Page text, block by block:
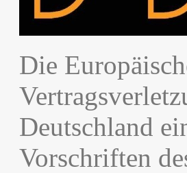
Die
Deutschland
Vorschriften